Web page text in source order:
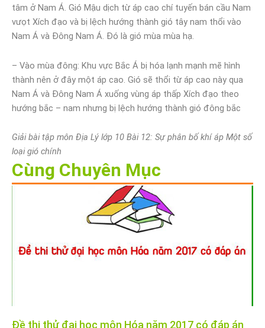
tâm ở Nam Á. Gió Mậu dịch từ áp cao chí tuyến bán cầu Nam
vưọt Xích đạo và bị lệch hướng thành gió tây nam thổi vào
Nam Á và Đông Nam Á. Đó là gió mùa mùa hạ.
– Vào mùa đông: Khu vực Bắc Á bị hóa lạnh mạnh mẽ hình
thành nên ở đây một áp cao. Gió sẽ thổi từ áp cao này qua
Nam Á và Đông Nam Á xuống vùng áp thấp Xích đạo theo
hướng bắc – nam nhưng bị lệch hướng thành gió đông bắc
Giải bài tập môn Địa Lý lớp 10 Bài 12: Sự phân bố khí áp Một số
loại gió chính
Cùng Chuyên Mục
Đề thi thử đại học môn Hóa năm 2017 có đáp án